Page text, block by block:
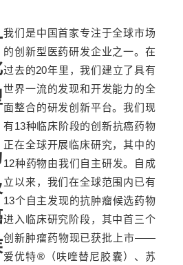
我们是中国首家专注于全球市场
的创新型医药研发企业之一。在
过去的20年里，我们建立了具有
世界一流的发现和开发能力的全
面整合的研发创新平台。我们现
有13种临床阶段的创新抗癌药物
正在全球开展临床研究，其中的
12种药物由我们自主研发。自成
立以来，我们在全球范围内已有
13个自主发现的抗肿瘤候选药物
进入临床研究阶段，其中首三个
创新肿瘤药物现已获批上市——
爱优特®（呋喹替尼胶囊）、苏